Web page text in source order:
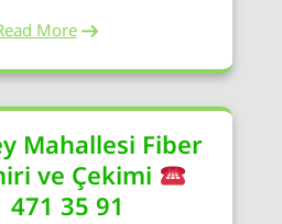
More
Mahallesi Fiber
ve Çekimi
471 35 91